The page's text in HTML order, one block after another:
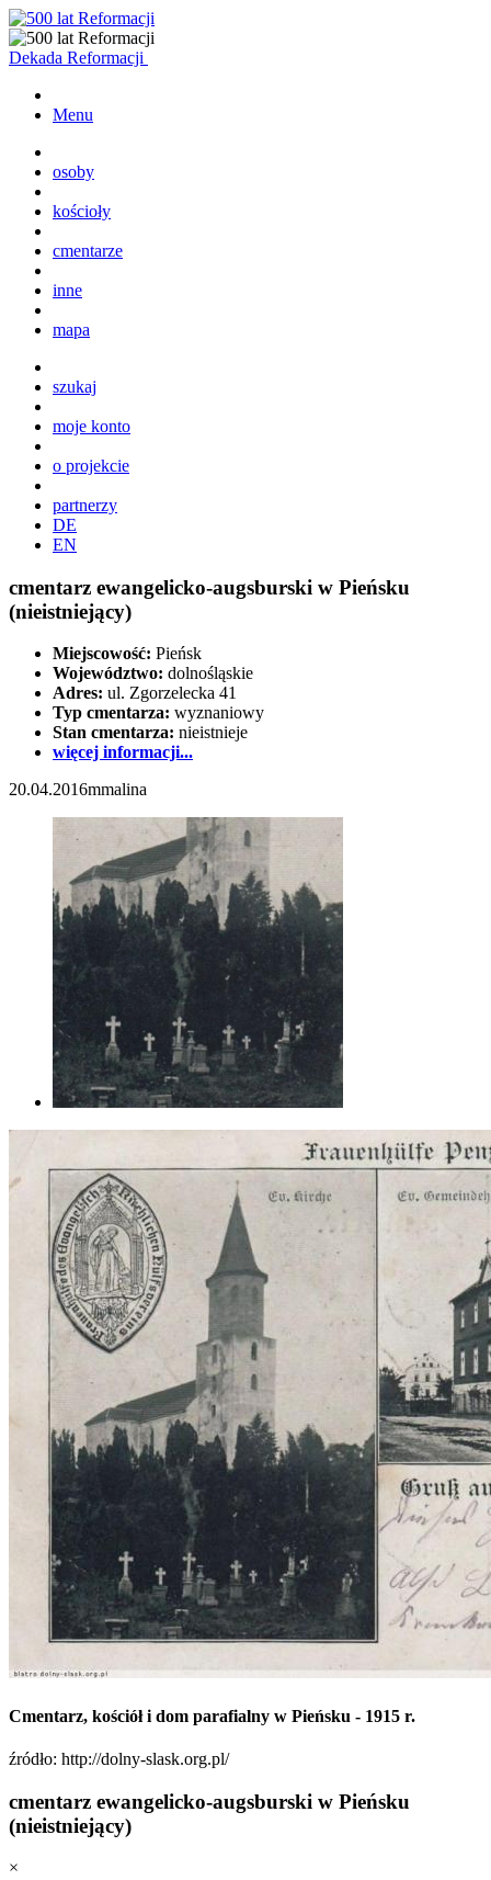
Dekada Reformacji
Menu
osoby
kościoły
cmentarze
inne
mapa
szukaj
moje konto
o projekcie
partnerzy
DE
EN
cmentarz ewangelicko-augsburski w Pieńsku
(nieistniejący)
Miejscowość: Pieńsk
Województwo: dolnośląskie
Adres: ul. Zgorzelecka 41
Typ cmentarza: wyznaniowy
Stan cmentarza: nieistnieje
więcej informacji...
20.04.2016mmalina
Cmentarz, kościół i dom parafialny w Pieńsku - 1915 r.
źródło: http://dolny-slask.org.pl/
cmentarz ewangelicko-augsburski w Pieńsku
(nieistniejący)
×